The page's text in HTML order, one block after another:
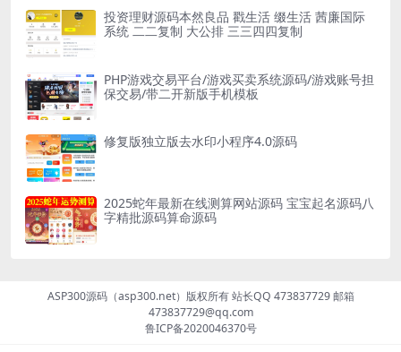
投资理财源码本然良品 戳生活 缀生活 茜廉国际
系统 二二复制 大公排 三三四四复制
PHP游戏交易平台/游戏买卖系统源码/游戏账号担
保交易/带二开新版手机模板
修复版独立版去水印小程序4.0源码
2025蛇年最新在线测算网站源码 宝宝起名源码八
字精批源码算命源码
ASP300源码（asp300.net）版权所有 站长QQ 473837729 邮箱
473837729@qq.com
鲁ICP备2020046370号